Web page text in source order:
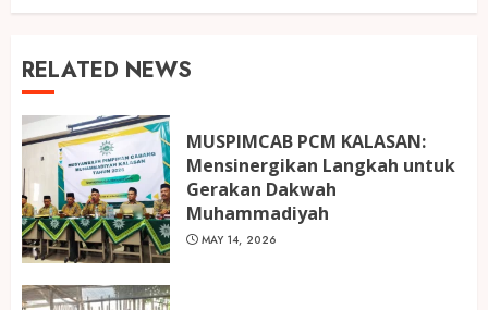
RELATED NEWS
MUSPIMCAB PCM KALASAN:
Mensinergikan Langkah untuk
Gerakan Dakwah
Muhammadiyah
MAY 14, 2026